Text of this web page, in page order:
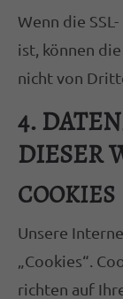
Wenn die
ist, können
nicht von
4.
DIESER
COOKIES
Unsere
„Cookies“.
richten auf